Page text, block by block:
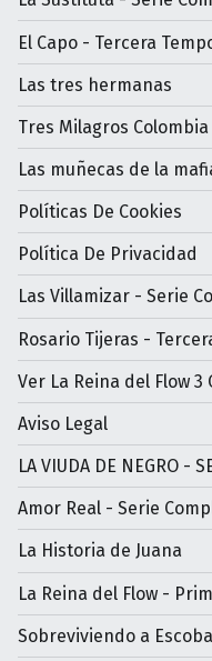
El Capo - Tercera
Las tres hermanas
Tres Milagros Colombia
Las muñecas de la
Políticas De Cookies
Política De Privacidad
Las Villamizar - Serie
Rosario Tijeras -
Ver La Reina del Flow
Aviso Legal
LA VIUDA DE NEGRO -
Amor Real - Serie
La Historia de Juana
La Reina del Flow -
Sobreviviendo a